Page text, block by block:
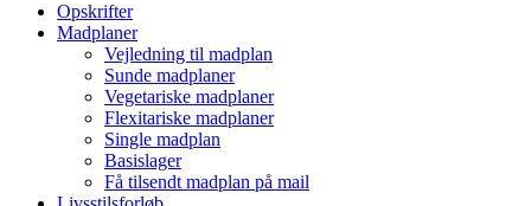
Opskrifter
Madplaner
Vejledning til madplan
Sunde madplaner
Vegetariske madplaner
Flexitariske madplaner
Single madplan
Basislager
Få tilsendt madplan på mail